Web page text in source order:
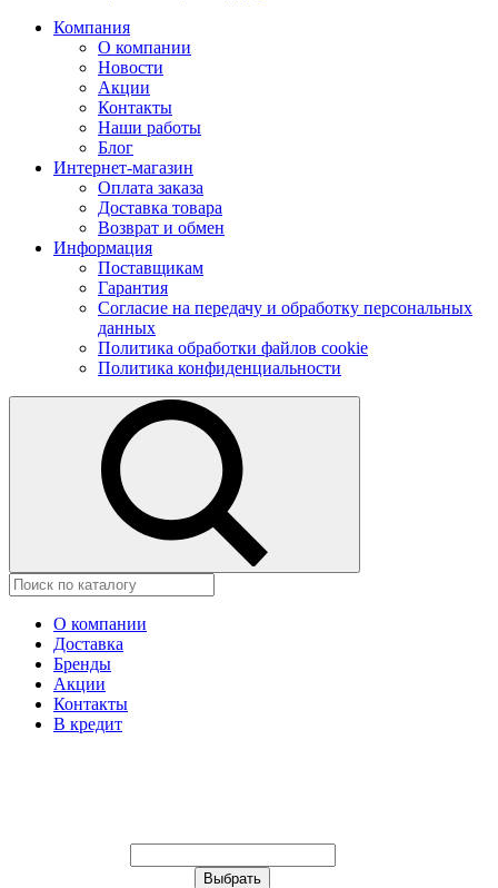
Компания
О компании
Новости
Акции
Контакты
Наши работы
Блог
Интернет-магазин
Оплата заказа
Доставка товара
Возврат и обмен
Информация
Поставщикам
Гарантия
Согласие на передачу и обработку персональных
данных
Политика обработки файлов cookie
Политика конфиденциальности
О компании
Доставка
Бренды
Акции
Контакты
В кредит